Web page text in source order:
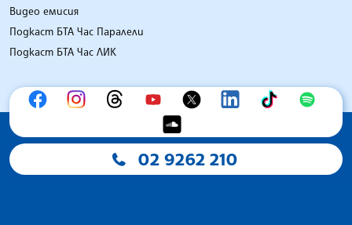
Видео емисия
Подкаст БТА Час Паралели
Подкаст БТА Час ЛИК
02 9262 210